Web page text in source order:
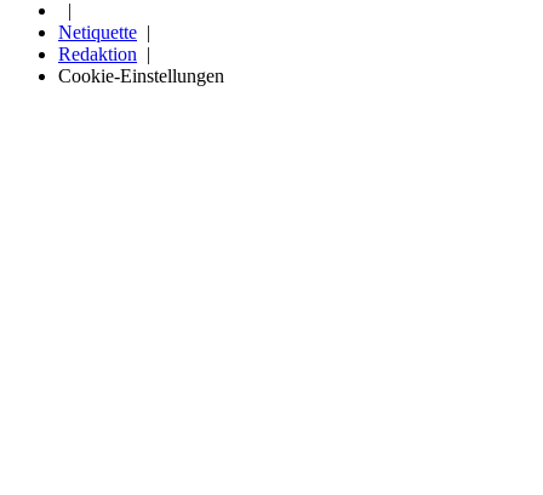
Netiquette
Redaktion
Cookie-Einstellungen